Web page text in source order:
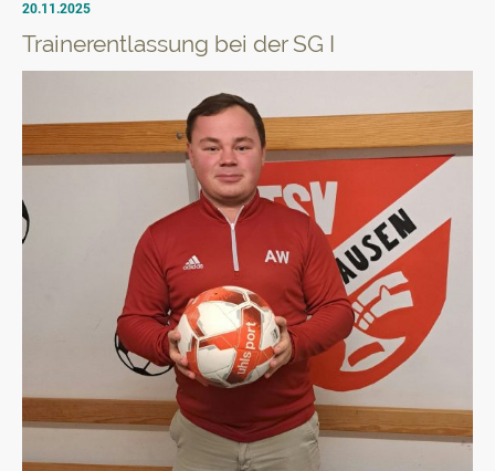
20.11.2025
Trainerentlassung bei der SG I